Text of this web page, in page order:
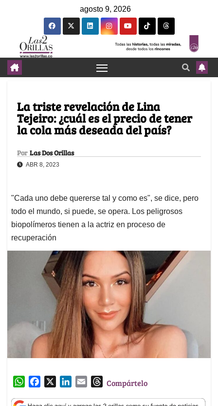
agosto 9, 2026
La triste revelación de Lina
Tejeiro: ¿cuál es el precio de tener
la cola más deseada del país?
Por Las Dos Orillas
ABR 8, 2023
"Cada uno debe quererse tal y como es", se dice, pero
todo el mundo, si puede, se opera. Los peligrosos
biopolímeros tienen a la actriz en proceso de
recuperación
W
TCompártelo